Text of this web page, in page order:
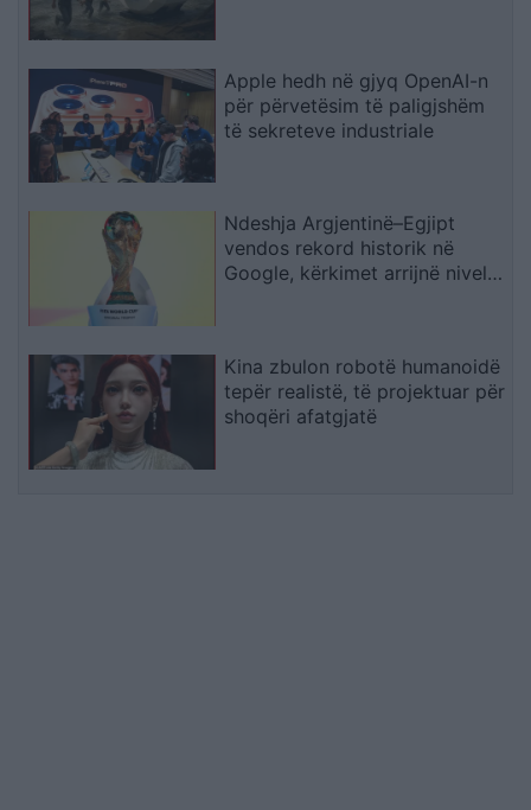
Apple hedh në gjyq OpenAI-n
për përvetësim të paligjshëm
të sekreteve industriale
Ndeshja Argjentinë–Egjipt
vendos rekord historik në
Google, kërkimet arrijnë nivele
Kina zbulon robotë humanoidë
tepër realistë, të projektuar për
shoqëri afatgjatë